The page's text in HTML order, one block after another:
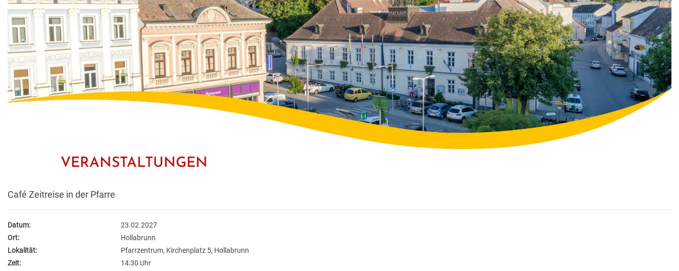
VERANSTALTUNGEN
Café Zeitreise in der Pfarre
Datum:
23.02.2027
Ort:
Hollabrunn
Lokalität:
Pfarrzentrum, Kirchenplatz 5, Hollabrunn
Zeit:
14:30 Uhr